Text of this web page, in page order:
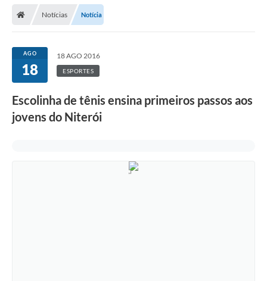
Notícias Notícia
AGO
18
18 AGO 2016
ESPORTES
Escolinha de tênis ensina primeiros passos aos
jovens do Niterói